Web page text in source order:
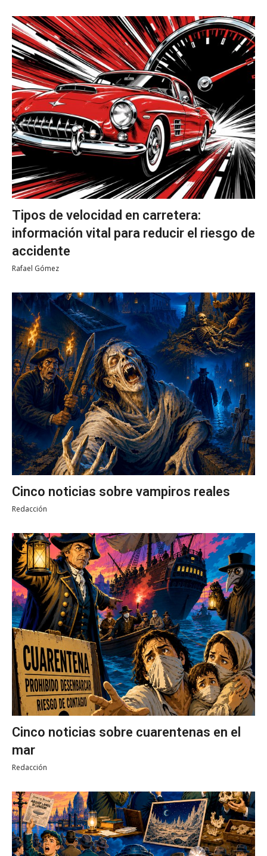
Tipos de velocidad en carretera:
información vital para reducir el riesgo de
accidente
Rafael Gómez
Cinco noticias sobre vampiros reales
Redacción
Cinco noticias sobre cuarentenas en el
mar
Redacción